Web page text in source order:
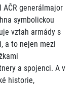
generálmajor
symbolickou
vztah armády s
a to nejen mezi
a spojenci. A v
historie,